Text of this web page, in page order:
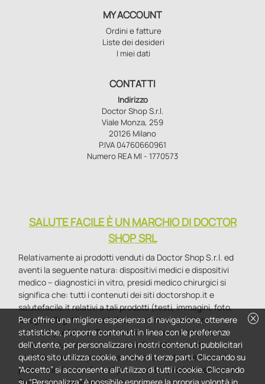
MY ACCOUNT
Ordini e fatture
Liste dei desideri
I miei dati
CONTATTI
Indirizzo
Doctor Shop S.r.l.
Viale Monza, 259
20126 Milano
P.IVA 04760660961
Numero REA MI - 1770573
SALUTE FACILE È UN MARCHIO DI DOCTOR
SHOP SRL
Relativamente ai prodotti venduti da Doctor Shop S.r.l. ed
aventi la seguente natura: dispositivi medici e dispositivi
medico – diagnostici in vitro, presidi medico chirurgici si
significa che: tutti i contenuti dei siti doctorshop.it e
salutefacile.it relativi a tali prodotti (testi, immagini, foto,
disegni, allegati e quant’altro) non hanno carattere né
natura di pubblicità. Tutti i contenuti devono intendersi e
sono di natura esclusivamente informativa e volti
esclusivamente a portare a conoscenza dei clienti e dei
potenziali clienti in fase di preacquisto i prodotti venduti da
Doctorshop attraverso la rete.
cancel
Per offrire una migliore esperienza di navigazione, ottenere
statistiche, proporre contenuti in linea con le preferenze
dell'utente, per personalizzare i nostri contenuti pubblicitari
questo sito utilizza cookie, anche di terze parti. Cliccando su
“Accetto” si acconsente all'utilizzo di tutti i cookie. Cliccando